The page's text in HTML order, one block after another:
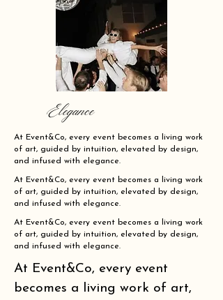
Elegance
At Event&Co, every event becomes a living work
of art, guided by intuition, elevated by design,
and infused with elegance.
At Event&Co, every event becomes a living work
of art, guided by intuition, elevated by design,
and infused with elegance.
At Event&Co, every event becomes a living work
of art, guided by intuition, elevated by design,
and infused with elegance.
At Event&Co, every event
becomes a living work of art,